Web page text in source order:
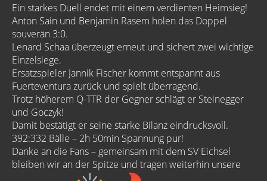
Ein starkes Duell endet mit einem verdienten Heimsieg!
Anton Sain und Benjamin Rasem holen das Doppel
souverän 3:0.
Lenard Schaa überzeugt erneut und sichert zwei wichtige
Einzelsiege.
Ersatzspieler Jannik Fischer kommt entspannt aus
Fuerteventura zurück und spielt überragend.
Trotz höherem Q-TTR der Gegner schlägt er Steinegger
und Goczyk!
Damit bestätigt er seine starke Bilanz eindrucksvoll.
392:332 Bälle – 2h 50min Spannung pur!
Danke an die Fans – gemeinsam mit dem SV Eichsel
bleiben wir an der Spitze und tragen weiterhin unsere